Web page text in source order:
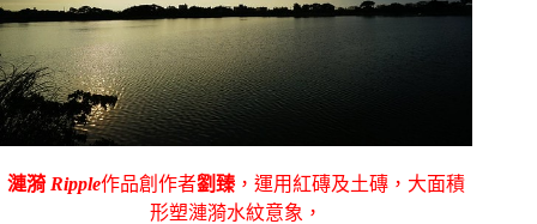
漣漪 Ripple作品創作者劉臻 ，運用紅磚及土磚，大面積
形塑漣漪水紋意象，